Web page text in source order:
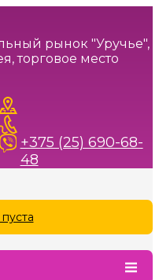
рынок "Уручье",
торговое место
+375 (25) 690-68-
48